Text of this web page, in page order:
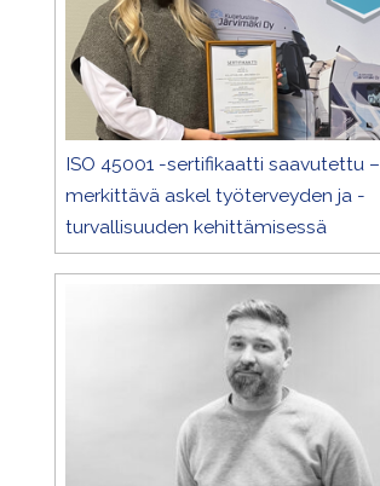
ISO 45001 -sertifikaatti saavutettu –
merkittävä askel työterveyden ja -
turvallisuuden kehittämisessä